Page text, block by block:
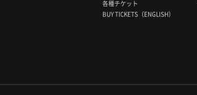
各種チケット
BUY TICKETS（ENGLISH）